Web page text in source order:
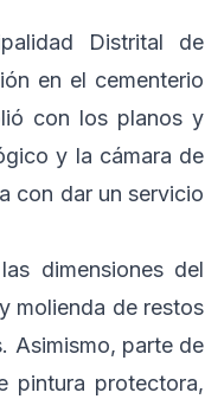
Distrital de
en el cementerio
con los planos y
y la cámara de
con dar un servicio
dimensiones del
molienda de restos
Asimismo, parte de
pintura protectora,